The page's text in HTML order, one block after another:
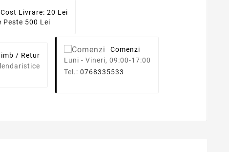
Cost Livrare: 20 Lei
Peste 500 Lei
/ Retur
Comenzi
Luni - Vineri, 09:00-17:00
Tel.: 0768335533